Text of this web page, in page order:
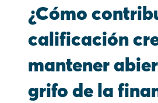
¿Cómo
calificación
mantener
grifo de la